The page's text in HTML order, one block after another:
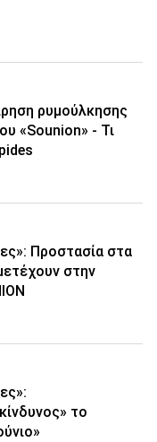
ρυμούλκησης
«Sounion» - Τι
Προστασία στα
στην
το